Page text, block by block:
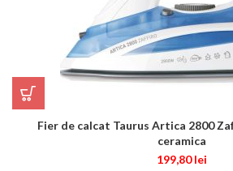
Fier de calcat Taurus Artica 2800
ceramica
199,80lei